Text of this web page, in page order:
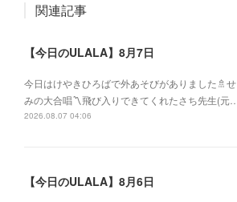
関連記事
【今日のULALA】8月7日
今日はけやきひろばで外あそびがありました🚿せ
みの大合唱〽飛び入りできてくれたさち先生(元…
2026.08.07 04:06
【今日のULALA】8月6日